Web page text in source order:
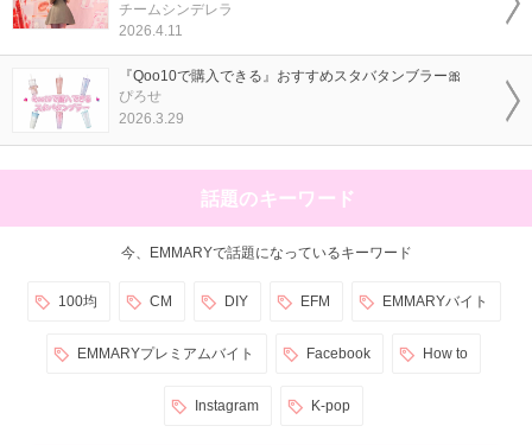
チームシンデレラ
2026.4.11
『Qoo10で購入できる』おすすめスタバタンブラー🎀
ぴろせ
2026.3.29
話題のキーワード
今、EMMARYで話題になっているキーワード
100均 CM DIY EFM EMMARYバイト
EMMARYプレミアムバイト Facebook How to
Instagram K-pop